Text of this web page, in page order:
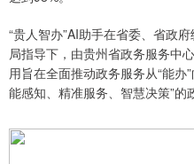
“贵人智办”AI助手在省委、省政
局指导下，由贵州省政务服务中
用旨在全面推动政务服务从“能办”
能感知、精准服务、智慧决策”的